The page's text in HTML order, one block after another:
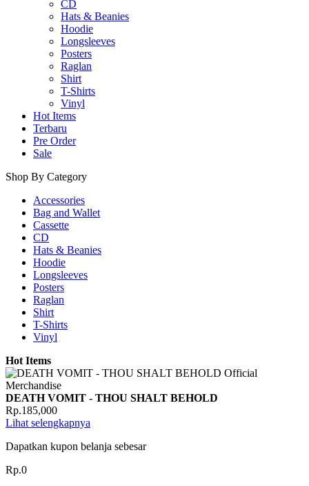
CD
Hats & Beanies
Hoodie
Longsleeves
Posters
Raglan
Shirt
T-Shirts
Vinyl
Hot Items
Terbaru
Pre Order
Sale
Shop By Category
Accessories
Bag and Wallet
Cassette
CD
Hats & Beanies
Hoodie
Longsleeves
Posters
Raglan
Shirt
T-Shirts
Vinyl
Hot Items
DEATH VOMIT - THOU SHALT BEHOLD
Rp.185,000
Lihat selengkapnya
Dapatkan kupon belanja sebesar
Rp.0